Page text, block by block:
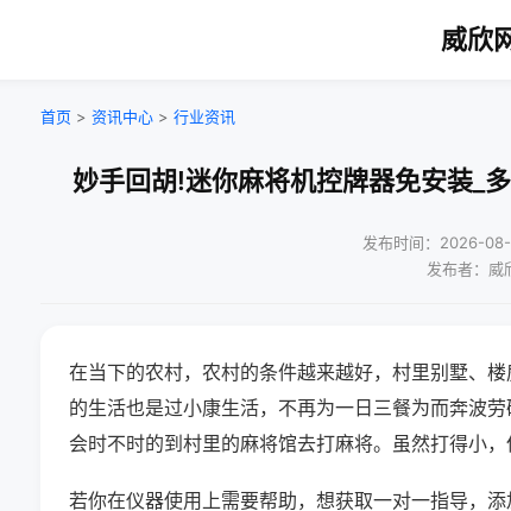
威欣
首页 > 资讯中心 > 行业资讯
妙手回胡!迷你麻将机控牌器免安装_
发布时间：2026-
发布者：威
在当下的农村，农村的条件越来越好，村里别墅、
的生活也是过小康生活，不再为一日三餐为而奔波
会时不时的到村里的麻将馆去打麻将。虽然打得小，
若你在仪器使用上需要帮助，想获取一对一指导，